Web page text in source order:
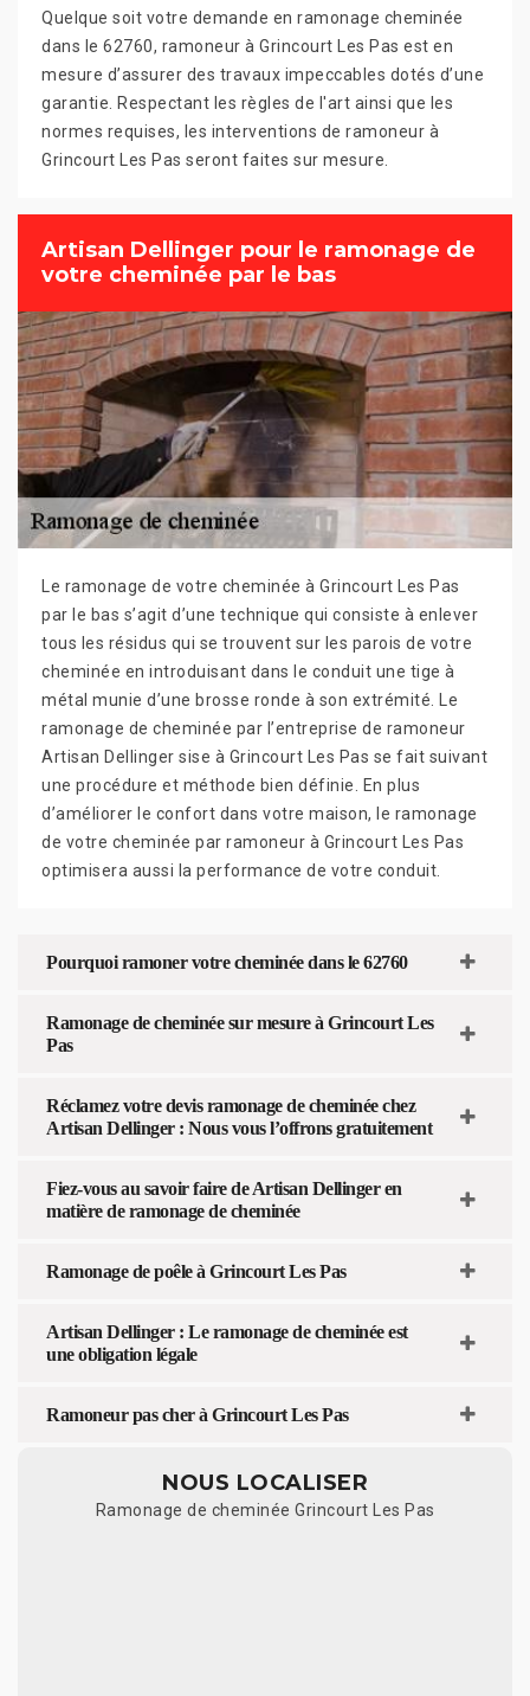
Quelque soit votre demande en ramonage cheminée
dans le 62760, ramoneur à Grincourt Les Pas est en
mesure d’assurer des travaux impeccables dotés d’une
garantie. Respectant les règles de l'art ainsi que les
normes requises, les interventions de ramoneur à
Grincourt Les Pas seront faites sur mesure.
Artisan Dellinger pour le ramonage de
votre cheminée par le bas
Le ramonage de votre cheminée à Grincourt Les Pas
par le bas s’agit d’une technique qui consiste à enlever
tous les résidus qui se trouvent sur les parois de votre
cheminée en introduisant dans le conduit une tige à
métal munie d’une brosse ronde à son extrémité. Le
ramonage de cheminée par l’entreprise de ramoneur
Artisan Dellinger sise à Grincourt Les Pas se fait suivant
une procédure et méthode bien définie. En plus
d’améliorer le confort dans votre maison, le ramonage
de votre cheminée par ramoneur à Grincourt Les Pas
optimisera aussi la performance de votre conduit.
Pourquoi ramoner votre cheminée dans le 62760
Ramonage de cheminée sur mesure à Grincourt Les
Pas
Réclamez votre devis ramonage de cheminée chez
Artisan Dellinger : Nous vous l’offrons gratuitement
Fiez-vous au savoir faire de Artisan Dellinger en
matière de ramonage de cheminée
Ramonage de poêle à Grincourt Les Pas
Artisan Dellinger : Le ramonage de cheminée est
une obligation légale
Ramoneur pas cher à Grincourt Les Pas
NOUS LOCALISER
Ramonage de cheminée Grincourt Les Pas